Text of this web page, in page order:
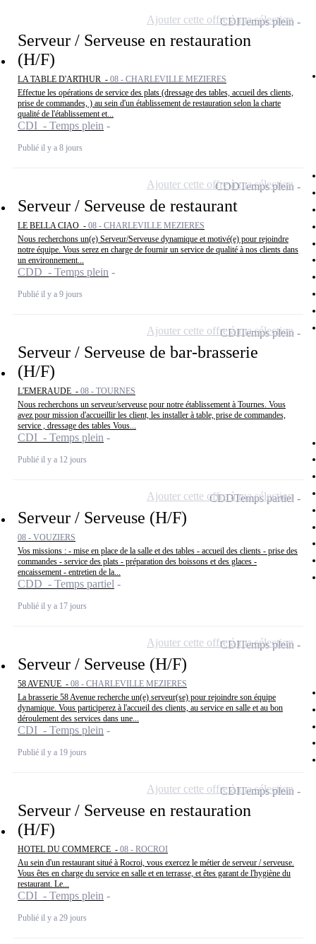
Serveur / Serveuse en restauration
(H/F)
LA TABLE D'ARTHUR - 08 - CHARLEVILLE MEZIERES
Effectue les opérations de service des plats (dressage des tables, accueil des clients,
prise de commandes, ) au sein d'un établissement de restauration selon la charte
qualité de l'établissement et...
CDI - Temps plein
Publié il y a 8 jours
CDITemps plein
Ajouter cette offre à ma sélection
Serveur / Serveuse de restaurant
LE BELLA CIAO - 08 - CHARLEVILLE MEZIERES
Nous recherchons un(e) Serveur/Serveuse dynamique et motivé(e) pour rejoindre
notre équipe. Vous serez en charge de fournir un service de qualité à nos clients dans
un environnement...
CDD - Temps plein
Publié il y a 9 jours
CDDTemps plein
Ajouter cette offre à ma sélection
Serveur / Serveuse de bar-brasserie
(H/F)
L'EMERAUDE - 08 - TOURNES
Nous recherchons un serveur/serveuse pour notre établissement à Tournes. Vous
avez pour mission d'accueillir les client, les installer à table, prise de commandes,
service , dressage des tables Vous...
CDI - Temps plein
Publié il y a 12 jours
CDITemps plein
Ajouter cette offre à ma sélection
Serveur / Serveuse (H/F)
08 - VOUZIERS
Vos missions : - mise en place de la salle et des tables - accueil des clients - prise des
commandes - service des plats - préparation des boissons et des glaces -
encaissement - entretien de la...
CDD - Temps partiel
Publié il y a 17 jours
CDDTemps partiel
Ajouter cette offre à ma sélection
Serveur / Serveuse (H/F)
58 AVENUE - 08 - CHARLEVILLE MEZIERES
La brasserie 58 Avenue recherche un(e) serveur(se) pour rejoindre son équipe
dynamique. Vous participerez à l'accueil des clients, au service en salle et au bon
déroulement des services dans une...
CDI - Temps plein
Publié il y a 19 jours
CDITemps plein
Ajouter cette offre à ma sélection
Serveur / Serveuse en restauration
(H/F)
HOTEL DU COMMERCE - 08 - ROCROI
Au sein d'un restaurant situé à Rocroi, vous exercez le métier de serveur / serveuse.
Vous êtes en charge du service en salle et en terrasse, et êtes garant de l'hygiène du
restaurant. Le...
CDI - Temps plein
Publié il y a 29 jours
CDITemps plein
Ajouter cette offre à ma sélection